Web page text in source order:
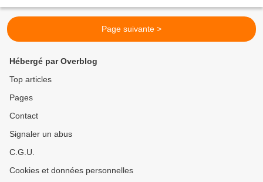
Page suivante >
Hébergé par Overblog
Top articles
Pages
Contact
Signaler un abus
C.G.U.
Cookies et données personnelles